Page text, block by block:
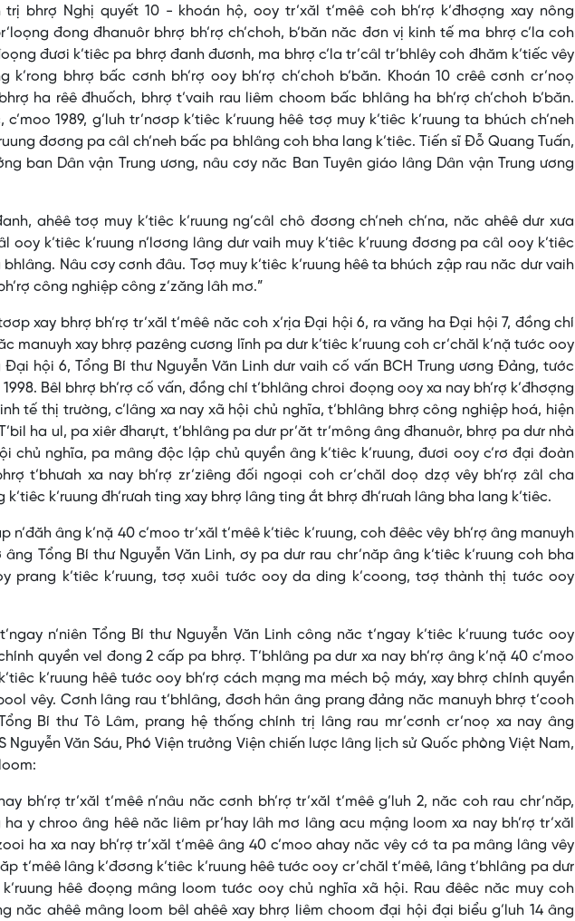
trị bhrợ Nghị quyết 10 - khoán hộ, ooy tr’xăl t’mêê coh bh’rợ k’đhơợng xay nông
đong đhanuôr bhrợ bh’rợ ch’choh, b’băn năc đơn vị kinh tế ma bhrợ c’la coh
đươi k’tiêc pa bhrợ đanh đươnh, ma bhrợ c’la tr’câl tr’bhlêy coh đhăm k’tiếc vêy
k’rong bhrợ bấc cơnh bh’rợ ooy bh’rợ ch’choh b’băn. Khoán 10 crêê cơnh cr’noọ
ha rêê đhuốch, bhrợ t’vaih rau liêm choom bấc bhlâng ha bh’rợ ch’choh b’băn.
c’moo 1989, g’luh tr’nơơp k’tiêc k’ruung hêê tơợ muy k’tiêc k’ruung ta bhúch ch’neh
đơơng pa câl ch’neh bấc pa bhlâng coh bha lang k’tiêc. Tiến sĩ Đỗ Quang Tuấn,
ban Dân vận Trung ương, nâu cơy năc Ban Tuyên giáo lâng Dân vận Trung ương
ahêê tơợ muy k’tiêc k’ruung ng’câl chô đơơng ch’neh ch’na, năc ahêê dưr xưa
ooy k’tiêc k’ruung n’lơơng lâng dưr vaih muy k’tiêc k’ruung đơơng pa câl ooy k’tiêc
bhlâng. Nâu cơy cơnh đâu. Tơợ muy k’tiêc k’ruung hêê ta bhúch zập rau năc dưr vaih
công nghiệp công z’zăng lâh mơ.”
xay bhrợ bh’rợ tr’xăl t’mêê năc coh x’rịa Đại hội 6, ra văng ha Đại hội 7, đồng chí
manuyh xay bhrợ pazêng cương lĩnh pa dưr k’tiêc k’ruung coh cr’chăl k’nặ tước ooy
hội 6, Tổng Bí thư Nguyễn Văn Linh dưr vaih cố vấn BCH Trung ương Đảng, tước
Bêl bhrợ bh’rợ cố vấn, đồng chí t’bhlâng chroi đoọng ooy xa nay bh’rợ k’đhơợng
tế thị trường, c’lâng xa nay xã hội chủ nghĩa, t’bhlâng bhrợ công nghiệp hoá, hiện
ha ul, pa xiêr đharựt, t’bhlâng pa dưr pr’ăt tr’mông âng đhanuôr, bhrợ pa dưr nhà
chủ nghĩa, pa mâng độc lập chủ quyền âng k’tiêc k’ruung, đươi ooy c’rơ đại đoàn
t’bhưah xa nay bh’rợ zr’ziêng đối ngoại coh cr’chăl doọ dzợ vêy bh’rợ zâl cha
k’ruung đh’rưah ting xay bhrợ lâng ting ắt bhrợ đh’rưah lâng bha lang k’tiêc.
n’đăh âng k’nặ 40 c’moo tr’xăl t’mêê k’tiêc k’ruung, coh đêêc vêy bh’rợ âng manuyh
âng Tổng Bí thư Nguyễn Văn Linh, ơy pa dưr rau chr’năp âng k’tiêc k’ruung coh bha
prang k’tiêc k’ruung, tơợ xuôi tước ooy da ding k’coong, tơợ thành thị tước ooy
n’niên Tổng Bí thư Nguyễn Văn Linh công năc t’ngay k’tiêc k’ruung tước ooy
quyền vel đong 2 cấp pa bhrợ. T’bhlâng pa dưr xa nay bh’rợ âng k’nặ 40 c’moo
k’ruung hêê tước ooy bh’rợ cách mạng ma méch bộ máy, xay bhrợ chính quyền
vêy. Cơnh lâng rau t’bhlâng, đơơh hân âng prang đảng năc manuyh bhrợ t’cooh
Bí thư Tô Lâm, prang hệ thống chính trị lâng rau mr’cơnh cr’noọ xa nay âng
Nguyễn Văn Sáu, Phó Viện trưởng Viện chiến lược lâng lịch sử Quốc phòng Việt Nam,
bh’rợ tr’xăl t’mêê n’nâu năc cơnh bh’rợ tr’xăl t’mêê g’luh 2, năc coh rau chr’năp,
ha y chroo âng hêê năc liêm pr’hay lâh mơ lâng acu mậng loom xa nay bh’rợ tr’xăl
ha xa nay bh’rợ tr’xăl t’mêê âng 40 c’moo ahay năc vêy cớ ta pa mâng lâng vêy
t’mêê lâng k’đơơng k’tiêc k’ruung hêê tước ooy cr’chăl t’mêê, lâng t’bhlâng pa dưr
k’ruung hêê đoọng mâng loom tước ooy chủ nghĩa xã hội. Rau đêêc năc muy coh
năc ahêê mâng loom bêl ahêê xay bhrợ liêm choom đại hội đại biểu g’luh 14 âng